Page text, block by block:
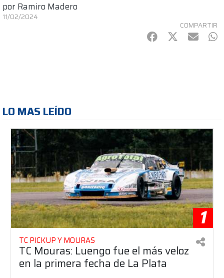
por Ramiro Madero
11/02/2024
COMPARTIR
Facebook
Twitter
mail
LO MAS LEÍDO
1
TC PICKUP Y MOURAS
TC Mouras: Luengo fue el más veloz
en la primera fecha de La Plata